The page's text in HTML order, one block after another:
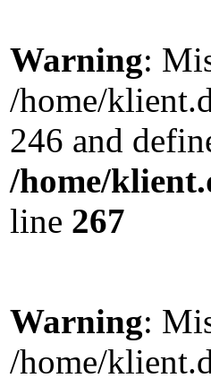
Warning:
/home/
246 and
/home/
line 267
Warning:
/home/